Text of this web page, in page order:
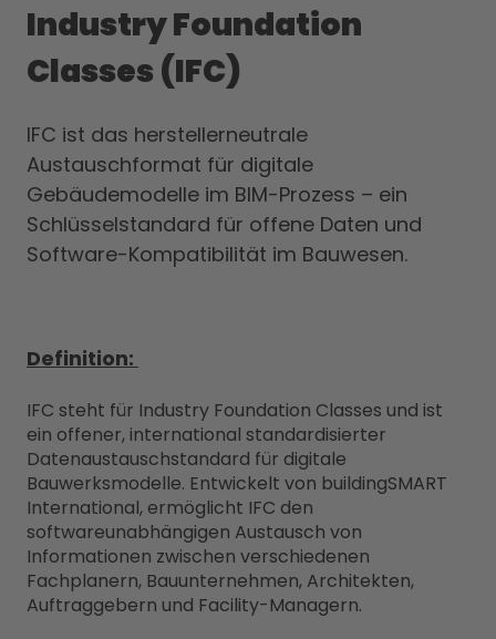
Industry Foundation
Classes (IFC)
IFC ist das herstellerneutrale
Austauschformat für digitale
Gebäudemodelle im BIM-Prozess – ein
Schlüsselstandard für offene Daten und
Software-Kompatibilität im Bauwesen.
Definition:
IFC steht für Industry Foundation Classes und ist
ein offener, international standardisierter
Datenaustauschstandard für digitale
Bauwerksmodelle. Entwickelt von buildingSMART
International, ermöglicht IFC den
softwareunabhängigen Austausch von
Informationen zwischen verschiedenen
Fachplanern, Bauunternehmen, Architekten,
Auftraggebern und Facility-Managern.